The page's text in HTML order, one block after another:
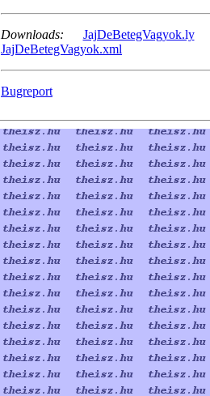
Downloads:
JajDeBetegVagyok.ly
JajDeBetegVagyok.xml
Bugreport